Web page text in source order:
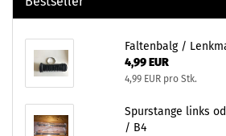
Faltenbalg /
4,99 EUR
4,99 EUR pro Stk.
Spurstange links
/ B4